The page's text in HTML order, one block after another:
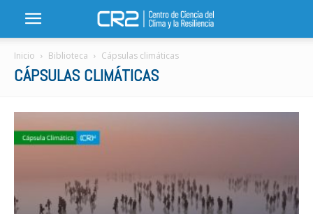
Inicio Biblioteca Cápsulas climáticas
CÁPSULAS CLIMÁTICAS